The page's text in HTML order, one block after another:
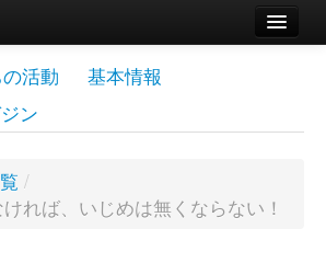
ジ活動
基本情報
ン
/
れば、いじめは無くならない！